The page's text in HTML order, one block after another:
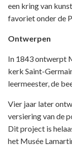
een kring van
favoriet onder de
Ontwerpen
In 1843 ontwerpt
kerk Saint-
leermeester, de
Vier jaar later
versiering van de
Dit project is
het Musée